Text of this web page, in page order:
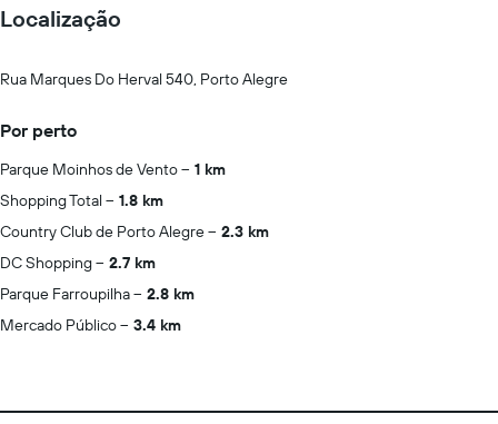
Localização
Rua Marques Do Herval 540, Porto Alegre
Por perto
Parque Moinhos de Vento
1 km
Shopping Total
1.8 km
Country Club de Porto Alegre
2.3 km
DC Shopping
2.7 km
Parque Farroupilha
2.8 km
Mercado Público
3.4 km